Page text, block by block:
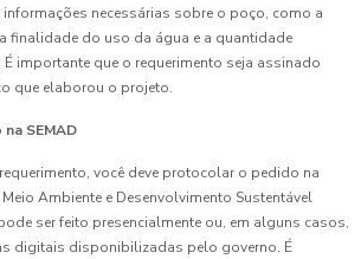
necessárias sobre o poço, como a
finalidade do uso da água e a quantidade
É importante que o requerimento seja assinado
que elaborou o projeto.
SEMAD
você deve protocolar o pedido na
Ambiente e Desenvolvimento Sustentável
ser feito presencialmente ou, em alguns casos,
digitais disponibilizadas pelo governo. É